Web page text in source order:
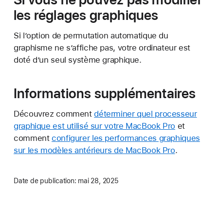
les réglages graphiques
Si l’option de permutation automatique du
graphisme ne s’affiche pas, votre ordinateur est
doté d’un seul système graphique.
Informations supplémentaires
Découvrez commentdéterminer quel processeur
graphique est utilisé sur votre MacBook Proet
commentconfigurer les performances graphiques
sur les modèles antérieurs de MacBook Pro.
Date de publication: mai 28, 2025